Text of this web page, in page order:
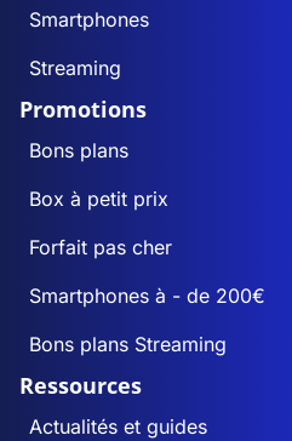
Smartphones
Streaming
Promotions
Bons plans
Box à petit prix
Forfait pas cher
Smartphones à - de 200€
Bons plans Streaming
Ressources
Actualités et guides